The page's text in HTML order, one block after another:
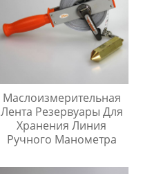
Маслоизмерительная
Лента Резервуары Для
Хранения Линия
Ручного Манометра